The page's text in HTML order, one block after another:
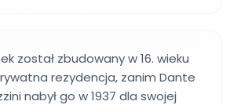
został zbudowany w 16. wieku
rezydencja, zanim Dante
nabył go w 1937 dla swojej